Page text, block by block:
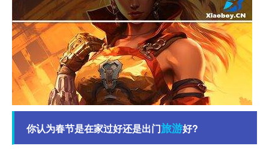
你认为春节是在家过好还是出门旅游好?